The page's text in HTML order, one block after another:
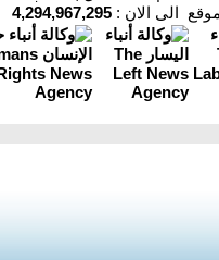
الى الان : 4,294,967,295